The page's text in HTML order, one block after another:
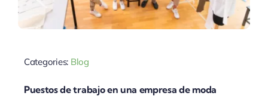
Categories: Blog
Puestos de trabajo en una empresa de moda